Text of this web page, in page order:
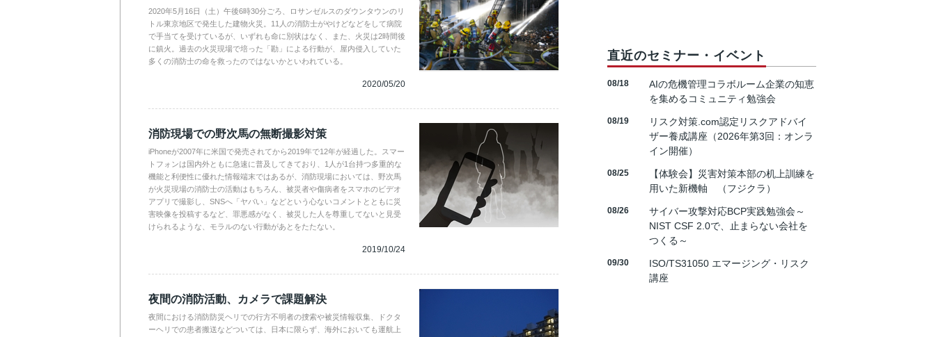
2020年5月16日（土）午後6時30分ごろ、ロサンゼルスのダウンタウンのリ
トル東京地区で発生した建物火災。11人の消防士がやけどなどをして病院
で手当てを受けているが、いずれも命に別状はなく、また、火災は2時間後
に鎮火。過去の火災現場で培った「勘」による行動が、屋内侵入していた
多くの消防士の命を救ったのではないかといわれている。
2020/05/20
消防現場での野次馬の無断撮影対策
iPhoneが2007年に米国で発売されてから2019年で12年が経過した。スマー
トフォンは国内外ともに急速に普及してきており、1人が1台持つ多重的な
機能と利便性に優れた情報端末ではあるが、消防現場においては、野次馬
が火災現場の消防士の活動はもちろん、被災者や傷病者をスマホのビデオ
アプリで撮影し、SNSへ「ヤバい」などという心ないコメントとともに災
害映像を投稿するなど、罪悪感がなく、被災した人を尊重してないと見受
けられるような、モラルのない行動があとをたたない。
2019/10/24
夜間の消防活動、カメラで課題解決
夜間における消防防災ヘリでの行方不明者の捜索や被災情報収集、ドクタ
ーヘリでの患者搬送などついては、日本に限らず、海外においても運航上
直近のセミナー・イベント
08/18
AIの危機管理コラボルーム企業の知恵
を集めるコミュニティ勉強会
08/19
リスク対策.com認定リスクアドバイ
ザー養成講座（2026年第3回：オンラ
イン開催）
08/25
【体験会】災害対策本部の机上訓練を
用いた新機軸 （フジクラ）
08/26
サイバー攻撃対応BCP実践勉強会～
NIST CSF 2.0で、止まらない会社を
つくる～
09/30
ISO/TS31050 エマージング・リスク
講座